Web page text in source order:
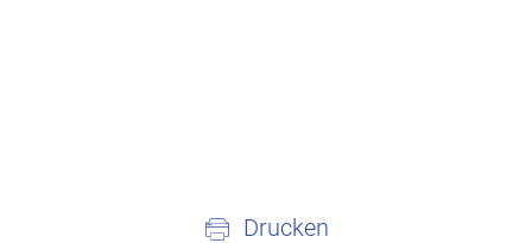
Drucken